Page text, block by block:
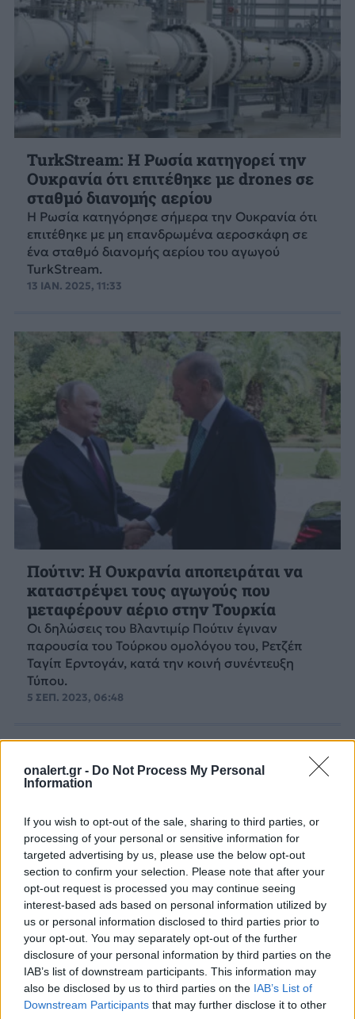
onalert.gr - Do Not Process My Personal
Information
If you wish to opt-out of the sale, sharing to third parties, or
processing of your personal or sensitive information for
targeted advertising by us, please use the below opt-out
section to confirm your selection. Please note that after your
opt-out request is processed you may continue seeing
interest-based ads based on personal information utilized by
us or personal information disclosed to third parties prior to
your opt-out. You may separately opt-out of the further
disclosure of your personal information by third parties on the
IAB’s list of downstream participants. This information may
also be disclosed by us to third parties on the IAB’s List of
Downstream Participants that may further disclose it to other
TurkStream: Η Ρωσία κατηγορεί την
Ουκρανία ότι επιτέθηκε με drones σε
σταθμό διανομής αερίου
Η Ρωσία κατηγόρησε σήμερα την Ουκρανία ότι
επιτέθηκε με μη επανδρωμένα αεροσκάφη σε
ένα σταθμό διανομής αερίου του αγωγού
TurkStream.
13 ΙΑΝ. 2025, 11:33
Πούτιν: Η Ουκρανία αποπειράται να
καταστρέψει τους αγωγούς που
μεταφέρουν αέριο στην Τουρκία
Οι δηλώσεις του Βλαντιμίρ Πούτιν έγιναν
παρουσία του Τούρκου ομολόγου του, Ρετζέπ
Ταγίπ Ερντογάν, κατά την κοινή συνέντευξη
Τύπου.
5 ΣΕΠ. 2023, 06:48
Κρεμλίνο: Ο TurkStream δεν μπορεί να
αντικαταστήσει τους αγωγούς Nord